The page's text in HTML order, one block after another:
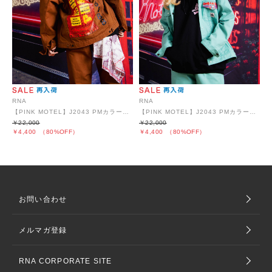
RNA
￥4,400 （80%OFF）
￥22,000
RNA
￥4,400 （80%OFF）
￥22,000
お問い合わせ
メルマガ登録
RNA CORPORATE SITE